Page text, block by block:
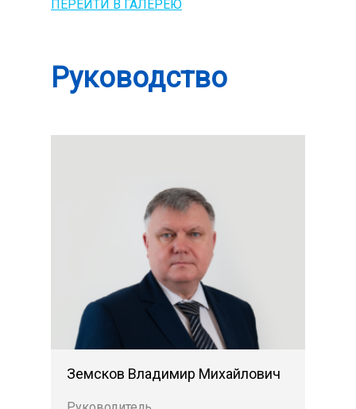
Мисс и Мистер БИТИ НИЯУ МИФИ – 2025!
Previous
ПЕРЕЙТИ В ГАЛЕРЕЮ
Руководство
Земсков Владимир Михайлович